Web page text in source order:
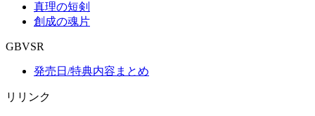
真理の短剣
創成の魂片
GBVSR
発売日/特典内容まとめ
リリンク